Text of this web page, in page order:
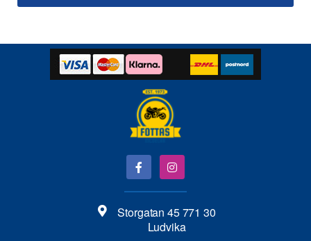
Storgatan 45 771 30
Ludvika